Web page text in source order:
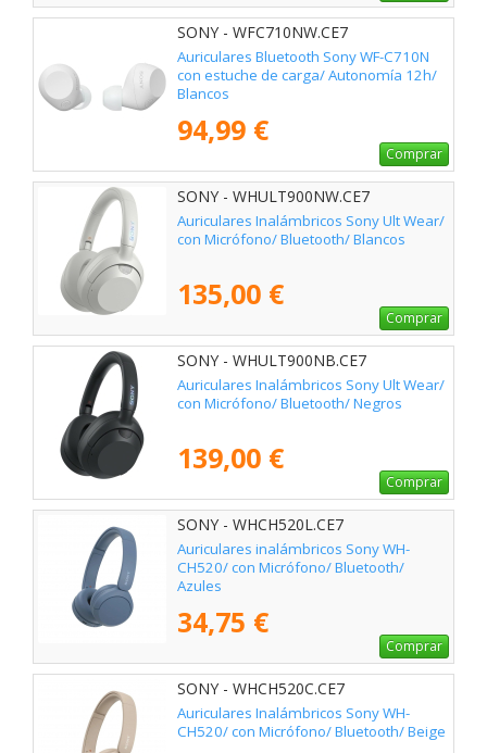
SONY - WFC710NW.CE7
Auriculares Bluetooth Sony WF-C710N
con estuche de carga/ Autonomía 12h/
Blancos
94,99 €
Comprar
SONY - WHULT900NW.CE7
Auriculares Inalámbricos Sony Ult Wear/
con Micrófono/ Bluetooth/ Blancos
135,00 €
Comprar
SONY - WHULT900NB.CE7
Auriculares Inalámbricos Sony Ult Wear/
con Micrófono/ Bluetooth/ Negros
139,00 €
Comprar
SONY - WHCH520L.CE7
Auriculares inalámbricos Sony WH-
CH520/ con Micrófono/ Bluetooth/
Azules
34,75 €
Comprar
SONY - WHCH520C.CE7
Auriculares Inalámbricos Sony WH-
CH520/ con Micrófono/ Bluetooth/ Beige